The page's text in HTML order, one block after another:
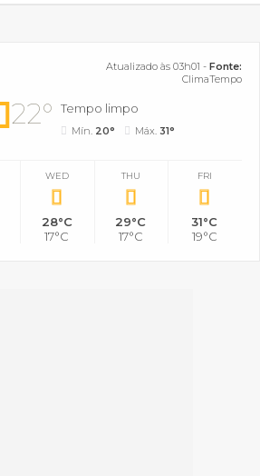
Atualizado às 03h01 - Fonte:
ClimaTempo
22° Tempo limpo
Mín. 20° Máx. 31°
WED
28°C
17°C
THU
29°C
17°C
FRI
31°C
19°C